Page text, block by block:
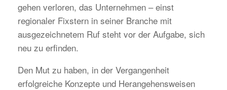
gehen verloren, das Unternehmen – einst
regionaler Fixstern in seiner Branche mit
ausgezeichnetem Ruf steht vor der Aufgabe, sich
neu zu erfinden.
Den Mut zu haben, in der Vergangenheit
erfolgreiche Konzepte und Herangehensweisen